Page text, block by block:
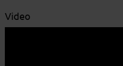
Video